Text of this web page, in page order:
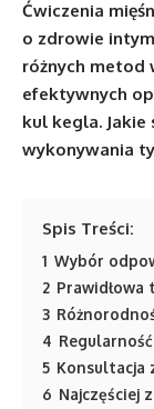
Ćwiczenia
o zdrowie
różnych metod
efektywnych
kul kegla.
wykonywania
Spis Treści:
1 Wybór
2
3
4
5 Konsultacja
6 Najczęściej